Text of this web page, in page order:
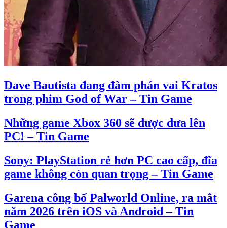
Dave Bautista đang đàm phán vai Kratos
trong phim God of War – Tin Game
Những game Xbox 360 sẽ được đưa lên
PC! – Tin Game
Sony: PlayStation rẻ hơn PC cao cấp, đĩa
game không còn quan trọng – Tin Game
Garena công bố Palworld Online, ra mắt
năm 2026 trên iOS và Android – Tin
Game